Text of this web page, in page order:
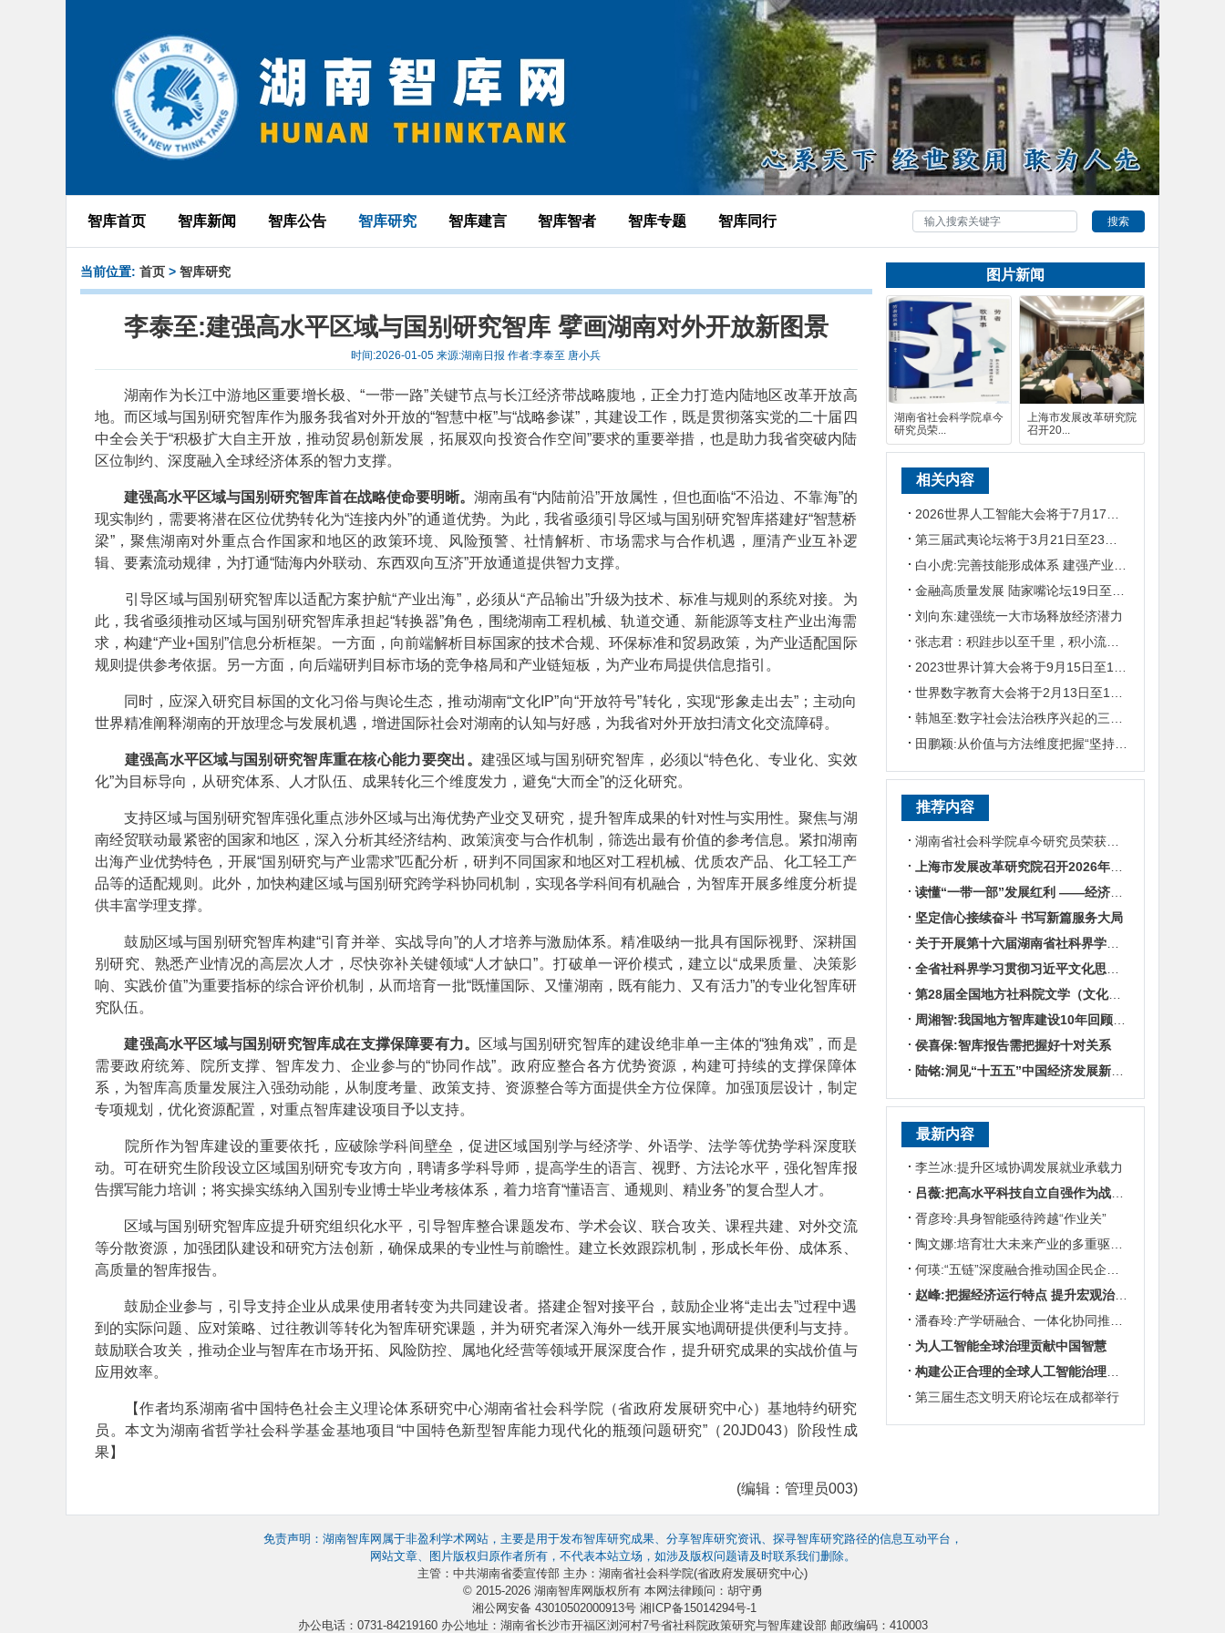
智库首页 智库新闻 智库公告 智库研究 智库建言 智库智者 智库专题 智库同行 搜索
当前位置: 首页 > 智库研究
李泰至:建强高水平区域与国别研究智库 擘画湖南对外开放新图景
时间:2026-01-05 来源:湖南日报 作者:李泰至 唐小兵
湖南作为长江中游地区重要增长极、“一带一路”关键节点与长江经济带战略腹地，正全力打造内陆地区改革开放高
地。而区域与国别研究智库作为服务我省对外开放的“智慧中枢”与“战略参谋”，其建设工作，既是贯彻落实党的二十届四
中全会关于“积极扩大自主开放，推动贸易创新发展，拓展双向投资合作空间”要求的重要举措，也是助力我省突破内陆
区位制约、深度融入全球经济体系的智力支撑。
建强高水平区域与国别研究智库首在战略使命要明晰。湖南虽有“内陆前沿”开放属性，但也面临“不沿边、不靠海”的
现实制约，需要将潜在区位优势转化为“连接内外”的通道优势。为此，我省亟须引导区域与国别研究智库搭建好“智慧桥
梁”，聚焦湖南对外重点合作国家和地区的政策环境、风险预警、社情解析、市场需求与合作机遇，厘清产业互补逻
辑、要素流动规律，为打通“陆海内外联动、东西双向互济”开放通道提供智力支撑。
引导区域与国别研究智库以适配方案护航“产业出海”，必须从“产品输出”升级为技术、标准与规则的系统对接。为
此，我省亟须推动区域与国别研究智库承担起“转换器”角色，围绕湖南工程机械、轨道交通、新能源等支柱产业出海需
求，构建“产业+国别”信息分析框架。一方面，向前端解析目标国家的技术合规、环保标准和贸易政策，为产业适配国际
规则提供参考依据。另一方面，向后端研判目标市场的竞争格局和产业链短板，为产业布局提供信息指引。
同时，应深入研究目标国的文化习俗与舆论生态，推动湖南“文化IP”向“开放符号”转化，实现“形象走出去”；主动向
世界精准阐释湖南的开放理念与发展机遇，增进国际社会对湖南的认知与好感，为我省对外开放扫清文化交流障碍。
建强高水平区域与国别研究智库重在核心能力要突出。 建强区域与国别研究智库，必须以“特色化、专业化、实效
化”为目标导向，从研究体系、人才队伍、成果转化三个维度发力，避免“大而全”的泛化研究。
支持区域与国别研究智库强化重点涉外区域与出海优势产业交叉研究，提升智库成果的针对性与实用性。聚焦与湖
南经贸联动最紧密的国家和地区，深入分析其经济结构、政策演变与合作机制，筛选出最有价值的参考信息。紧扣湖南
出海产业优势特色，开展“国别研究与产业需求”匹配分析，研判不同国家和地区对工程机械、优质农产品、化工轻工产
品等的适配规则。此外，加快构建区域与国别研究跨学科协同机制，实现各学科间有机融合，为智库开展多维度分析提
供丰富学理支撑。
鼓励区域与国别研究智库构建“引育并举、实战导向”的人才培养与激励体系。精准吸纳一批具有国际视野、深耕国
别研究、熟悉产业情况的高层次人才，尽快弥补关键领域“人才缺口”。打破单一评价模式，建立以“成果质量、决策影
响、实践价值”为重要指标的综合评价机制，从而培育一批“既懂国际、又懂湖南，既有能力、又有活力”的专业化智库研
究队伍。
建强高水平区域与国别研究智库成在支撑保障要有力。
区域与国别研究智库的建设绝非单一主体的“独角戏”，而是
需要政府统筹、院所支撑、智库发力、企业参与的“协同作战”。政府应整合各方优势资源，构建可持续的支撑保障体
系，为智库高质量发展注入强劲动能，从制度考量、政策支持、资源整合等方面提供全方位保障。加强顶层设计，制定
专项规划，优化资源配置，对重点智库建设项目予以支持。
院所作为智库建设的重要依托，应破除学科间壁垒，促进区域国别学与经济学、外语学、法学等优势学科深度联
动。可在研究生阶段设立区域国别研究专攻方向，聘请多学科导师，提高学生的语言、视野、方法论水平，强化智库报
告撰写能力培训；将实操实练纳入国别专业博士毕业考核体系，着力培育“懂语言、通规则、精业务”的复合型人才。
区域与国别研究智库应提升研究组织化水平，引导智库整合课题发布、学术会议、联合攻关、课程共建、对外交流
等分散资源，加强团队建设和研究方法创新，确保成果的专业性与前瞻性。建立长效跟踪机制，形成长年份、成体系、
高质量的智库报告。
鼓励企业参与，引导支持企业从成果使用者转变为共同建设者。搭建企智对接平台，鼓励企业将“走出去”过程中遇
到的实际问题、应对策略、过往教训等转化为智库研究课题，并为研究者深入海外一线开展实地调研提供便利与支持。
鼓励联合攻关，推动企业与智库在市场开拓、风险防控、属地化经营等领域开展深度合作，提升研究成果的实战价值与
应用效率。
【作者均系湖南省中国特色社会主义理论体系研究中心湖南省社会科学院（省政府发展研究中心）基地特约研究
员。本文为湖南省哲学社会科学基金基地项目“中国特色新型智库能力现代化的瓶颈问题研究”（20JD043）阶段性成
果】
(编辑：管理员003)
图片新闻
湖南省社会科学院卓今
研究员荣...
上海市发展改革研究院
召开20...
相关内容
刘向东:建强统一大市场释放经济潜力
张志君：积跬步以至千里，积小流以成江海
田鹏颖:从价值与方法维度把握“坚持人民至上”
推荐内容
湖南省社会科学院卓今研究员荣获第九届鲁迅文学奖
上海市发展改革研究院召开2026年半年度工作会议
读懂“一带一部”发展红利 ——经济学专家谈湖南区位优势
坚定信心接续奋斗 书写新篇服务大局
关于开展第十六届湖南省社科界学术年会征文活动的通知
第28届全国地方社科院文学（文化）所所长联席会暨“数智时代地方文化IP建设”学术研讨
周湘智:我国地方智库建设10年回顾与展望
侯喜保:智库报告需把握好十对关系
陆铭:洞见“十五五”中国经济发展新趋势——对话上海交通大学中国发展研究院执行院长陆铭
最新内容
李兰冰:提升区域协调发展就业承载力
吕薇:把高水平科技自立自强作为战略支撑
胥彦玲:具身智能亟待跨越“作业关”
陶文娜:培育壮大未来产业的多重驱动机制
何瑛:“五链”深度融合推动国企民企协同发展
赵峰:把握经济运行特点 提升宏观治理效能
潘春玲:产学研融合、一体化协同推动农业科技创新
为人工智能全球治理贡献中国智慧
构建公正合理的全球人工智能治理体系
第三届生态文明天府论坛在成都举行
免责声明：湖南智库网属于非盈利学术网站，主要是用于发布智库研究成果、分享智库研究资讯、探寻智库研究路径的信息互动平台，
网站文章、图片版权归原作者所有，不代表本站立场，如涉及版权问题请及时联系我们删除。
主管：中共湖南省委宣传部 主办：湖南省社会科学院(省政府发展研究中心)
© 2015-2026 湖南智库网版权所有 本网法律顾问：胡守勇
湘公网安备 43010502000913号 湘ICP备15014294号-1
办公电话：0731-84219160 办公地址：湖南省长沙市开福区浏河村7号省社科院政策研究与智库建设部 邮政编码：410003